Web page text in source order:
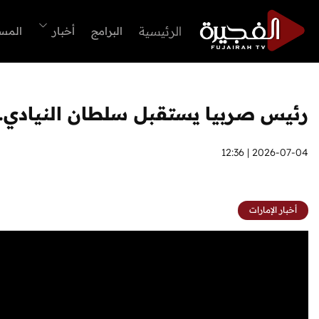
الرئيسية البرامج أخبار
رئيس صربيا يستقبل سلطان النيادي..
2026-07-04 | 12:36
أخبار الإمارات